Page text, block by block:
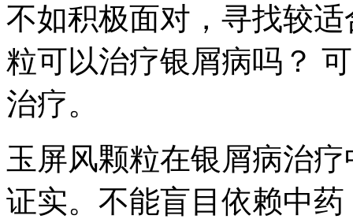
不如积极面对，寻找较
粒可以治疗银屑病吗？
治疗。
玉屏风颗粒在银屑病治
证实。不能盲目依赖中